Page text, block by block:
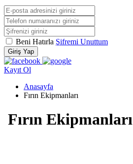
Beni Hatırla Şifremi Unuttum
Giriş Yap
Kayıt Ol
Anasayfa
Fırın Ekipmanları
Fırın Ekipmanları